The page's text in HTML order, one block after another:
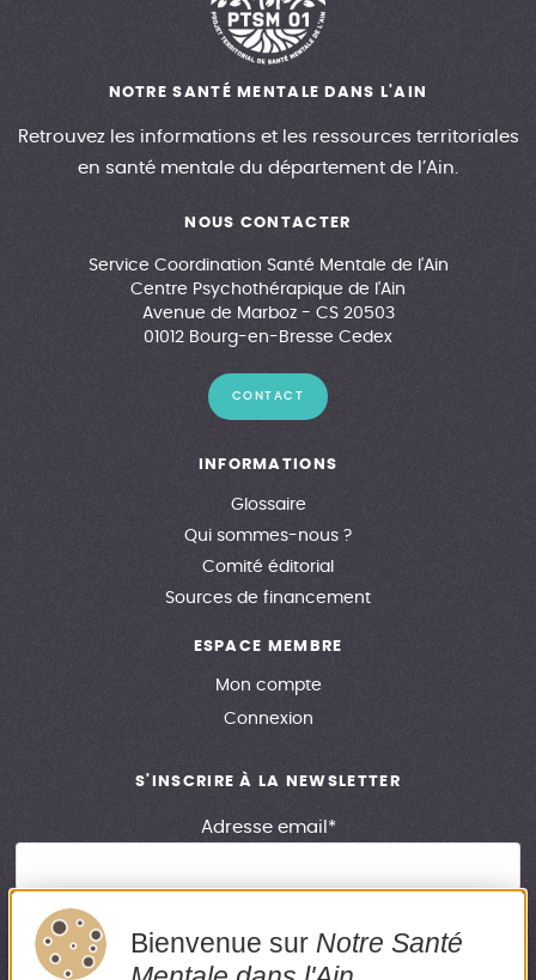
NOTRE SANTÉ MENTALE DANS L'AIN
Retrouvez les informations et les ressources territoriales
en santé mentale du département de l’Ain.
NOUS CONTACTER
Service Coordination Santé Mentale de l'Ain
Centre Psychothérapique de l'Ain
Avenue de Marboz - CS 20503
01012 Bourg-en-Bresse Cedex
CONTACT
INFORMATIONS
Glossaire
Qui sommes-nous ?
Comité éditorial
Sources de financement
ESPACE MEMBRE
Mon compte
Connexion
S'INSCRIRE À LA NEWSLETTER
Adresse email*
En renseignant votre adresse email, vous acceptez de recevoir
Bienvenue sur Notre Santé